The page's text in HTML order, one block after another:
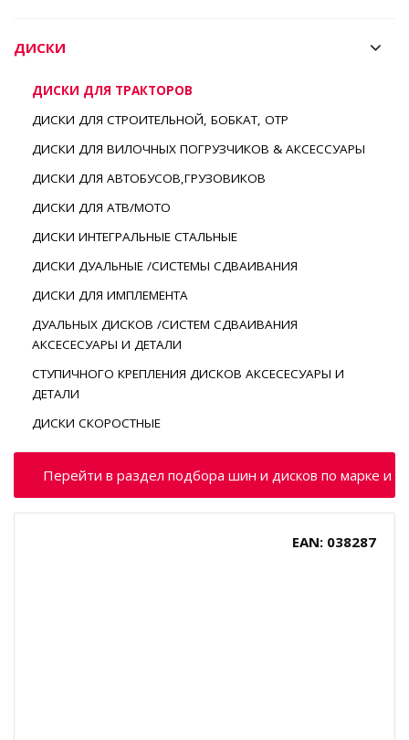
ДИСКИ
ДИСКИ ДЛЯ ТРАКТОРОВ
ДИСКИ ДЛЯ СТРОИТЕЛЬНОЙ, БОБКАТ, ОТР
ДИСКИ ДЛЯ ВИЛОЧНЫХ ПОГРУЗЧИКОВ & АКСЕССУАРЫ
ДИСКИ ДЛЯ АВТОБУСОВ,ГРУЗОВИКОВ
ДИСКИ ДЛЯ АТВ/МОТО
ДИСКИ ИНТЕГРАЛЬНЫЕ СТАЛЬНЫЕ
ДИСКИ ДУАЛЬНЫЕ /СИСТЕМЫ СДВАИВАНИЯ
ДИСКИ ДЛЯ ИМПЛЕМЕНТА
ДУАЛЬНЫХ ДИСКОВ /СИСТЕМ СДВАИВАНИЯ
АКСЕСЕСУАРЫ И ДЕТАЛИ
СТУПИЧНОГО КРЕПЛЕНИЯ ДИСКОВ АКСЕСЕСУАРЫ И
ДЕТАЛИ
ДИСКИ СКОРОСТНЫЕ
Перейти в раздел подбора шин и дисков по марке и
EAN: 038287